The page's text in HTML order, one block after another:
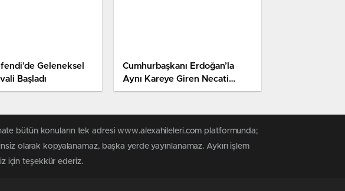
Geleneksel
Başladı
Cumhurbaşkanı Erdoğan’la
Aynı Kareye Giren Necati
Şaşmaz’ın Yüzünde Güller Açtı
bütün konuların tek adresi www.alexahileleri.com platformunda;
olarak kopyalanamaz, başka yerde yayınlanamaz. Aykırı işlem
için teşekkür ederiz.